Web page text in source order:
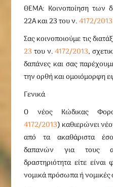
ΘΕΜΑ: Κοινοποίηση των
22Α και 23 του ν.4172/2013
Σας κοινοποιούμε τις
23 του ν.4172/2013,
δαπάνες και σας
την ορθή και ομοιόμορφη
Γενικά
Ο νέος Κώδικας
4172/2013) καθιερώνει
από τα ακαθάριστα
δαπανών για τους
δραστηριότητα είτε
νομικά πρόσωπα ή νομικές